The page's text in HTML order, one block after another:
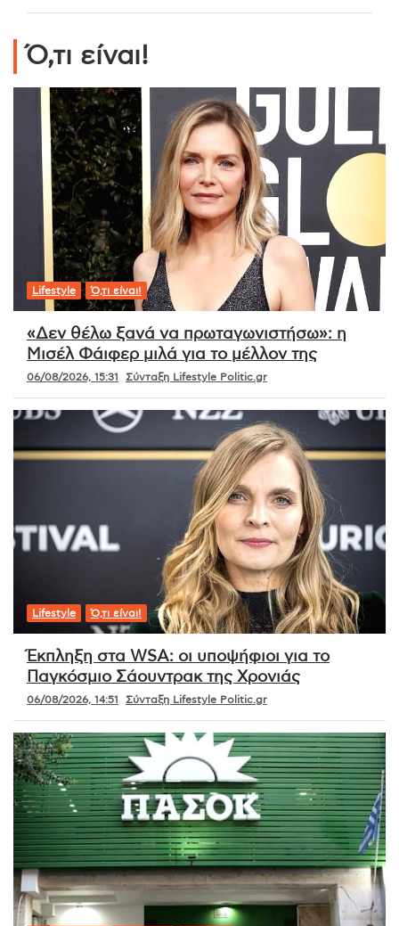
Ό,τι είναι!
Lifestyle Ό,τι είναι!
«Δεν θέλω ξανά να πρωταγωνιστήσω»: η
Μισέλ Φάιφερ μιλά για το μέλλον της
06/08/2026, 15:31 Σύνταξη Lifestyle Politic.gr
Lifestyle Ό,τι είναι!
Έκπληξη στα WSA: οι υποψήφιοι για το
Παγκόσμιο Σάουντρακ της Χρονιάς
06/08/2026, 14:51 Σύνταξη Lifestyle Politic.gr